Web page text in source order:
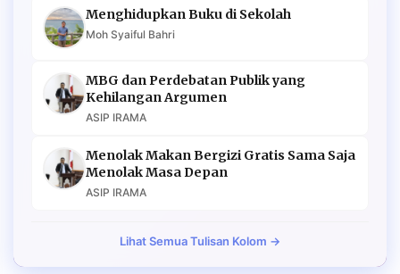
Menghidupkan Buku di Sekolah
Moh Syaiful Bahri
MBG dan Perdebatan Publik yang
Kehilangan Argumen
ASIP IRAMA
Menolak Makan Bergizi Gratis Sama Saja
Menolak Masa Depan
ASIP IRAMA
Lihat Semua Tulisan Kolom →